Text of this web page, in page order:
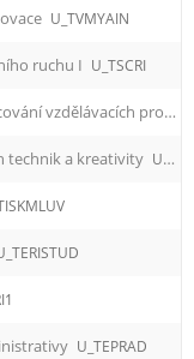
U_TVMYAIN
ruchu I U_TSCRI
U_TRAFVP1 Teorie řízení a financování vzdělávacích programů
technik a kreativity U_TKTAK
U_TEPRAD